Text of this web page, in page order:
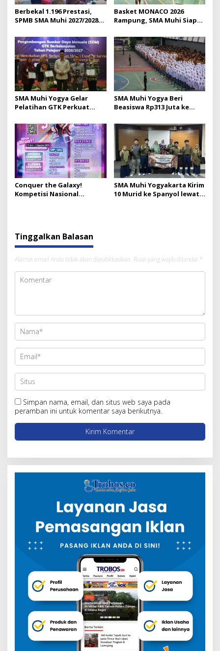
Berbekal 1.196 Prestasi,
SPMB SMA Muhi 2027/2028
Basket MONACO 2026
Rampung, SMA Muhi Siap
SMA Muhi Yogya Gelar
Pelatihan GTK Perkuat
SMA Muhi Yogya Beri
Beasiswa Rp313 Juta ke
Conquer the Galaxy!
Kompetisi Nasional
SMA Muhi Yogyakarta Kirim
10 Murid ke Spanyol lewat
Tinggalkan Balasan
Alamat email Anda tidak akan dipublikasikan. Ruas yang wajib ditandai *
Simpan nama, email, dan situs web saya pada
peramban ini untuk komentar saya berikutnya.